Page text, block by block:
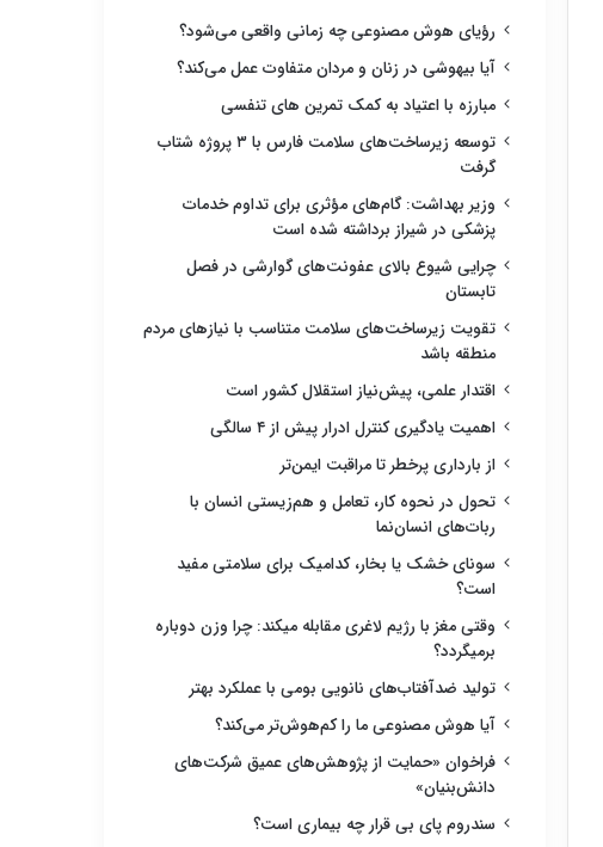
رؤیای هوش مصنوعی چه زمانی واقعی می‌شود؟
آیا بیهوشی در زنان و مردان متفاوت عمل می‌کند؟
مبارزه با اعتیاد به کمک تمرین های تنفسی
توسعه زیرساخت‌های سلامت فارس با ۳ پروژه شتاب
گرفت
وزیر بهداشت: گام‌های مؤثری برای تداوم خدمات
پزشکی در شیراز برداشته شده است
چرایی شیوع بالای عفونت‌های گوارشی در فصل
تابستان
تقویت زیرساخت‌های سلامت متناسب با نیازهای مردم
منطقه باشد
اقتدار علمی، پیش‌نیاز استقلال کشور است
اهمیت یادگیری کنترل ادرار پیش از ۴ سالگی
از بارداری پرخطر تا مراقبت ایمن‌تر
تحول در نحوه کار، تعامل و هم‌زیستی انسان با
ربات‌های انسان‌نما
سونای خشک یا بخار، کدامیک برای سلامتی مفید
است؟
وقتی مغز با رژیم لاغری مقابله میکند: چرا وزن دوباره
برمیگردد؟
تولید ضدآفتاب‌های نانویی بومی با عملکرد بهتر
آیا هوش مصنوعی ما را کم‌هوش‌تر می‌کند؟
فراخوان «حمایت از پژوهش‌های عمیق شرکت‌های
دانش‌بنیان»
سندروم پای بی قرار چه بیماری است؟